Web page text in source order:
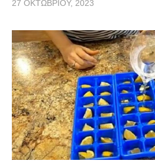
27 ΟΚΤΩΒΡΊΟΥ, 2023